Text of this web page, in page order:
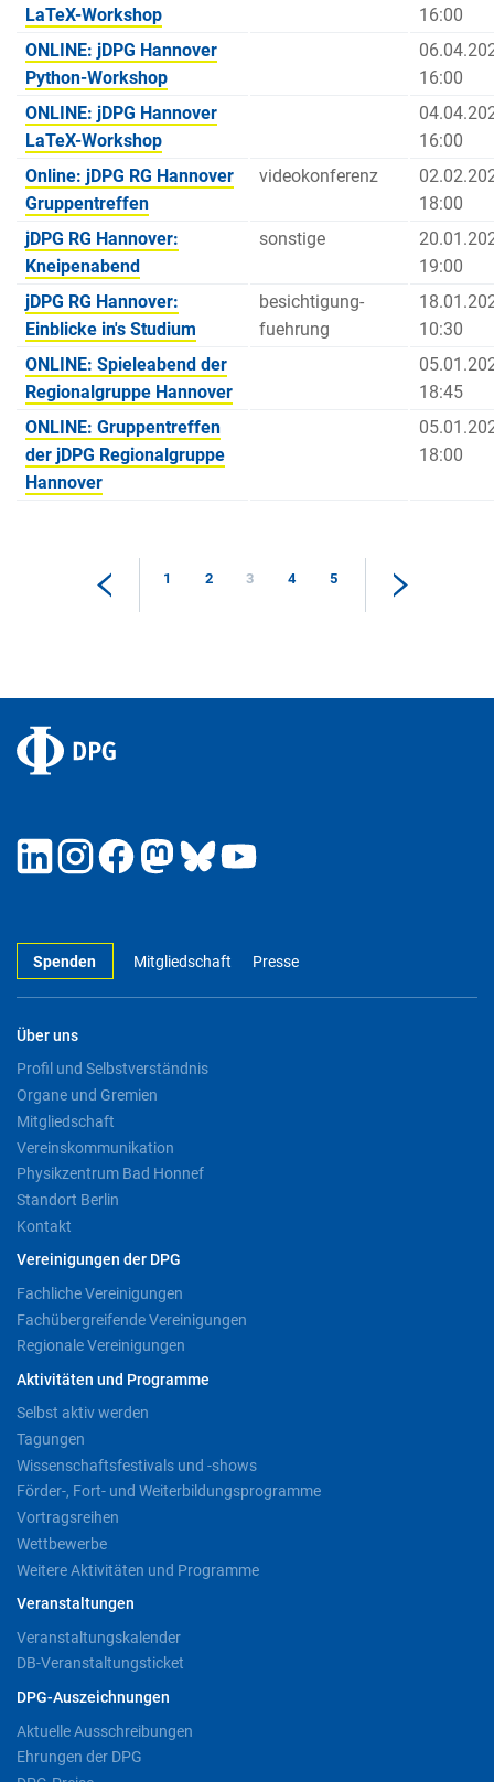
LaTeX-Workshop
16:00
ONLINE: jDPG Hannover
Python-Workshop
16:00
ONLINE: jDPG Hannover
LaTeX-Workshop
16:00
Online: jDPG RG Hannover
Gruppentreffen
videokonferenz
18:00
jDPG RG Hannover:
Kneipenabend
sonstige
19:00
jDPG RG Hannover:
Einblicke in's Studium
besichtigung-
fuehrung
10:30
ONLINE: Spieleabend der
Regionalgruppe Hannover
18:45
ONLINE: Gruppentreffen
der jDPG Regionalgruppe
Hannover
18:00
1 2 3 4 5
Spenden Mitgliedschaft Presse
Über uns
Profil und Selbstverständnis
Organe und Gremien
Mitgliedschaft
Vereinskommunikation
Physikzentrum Bad Honnef
Standort Berlin
Kontakt
Vereinigungen der DPG
Fachliche Vereinigungen
Fachübergreifende Vereinigungen
Regionale Vereinigungen
Aktivitäten und Programme
Selbst aktiv werden
Tagungen
Wissenschaftsfestivals und -shows
Förder-, Fort- und Weiterbildungsprogramme
Vortragsreihen
Wettbewerbe
Weitere Aktivitäten und Programme
Veranstaltungen
Veranstaltungskalender
DB-Veranstaltungsticket
DPG-Auszeichnungen
Aktuelle Ausschreibungen
Ehrungen der DPG